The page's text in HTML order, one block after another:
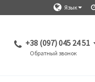
Язык
+38 (097) 045 24 51
Обратный звонок